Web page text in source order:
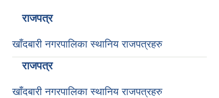
राजपत्र
खाँदबारी नगरपालिका स्थानिय राजपत्रहरु
राजपत्र
खाँदबारी नगरपालिका स्थानिय राजपत्रहरु